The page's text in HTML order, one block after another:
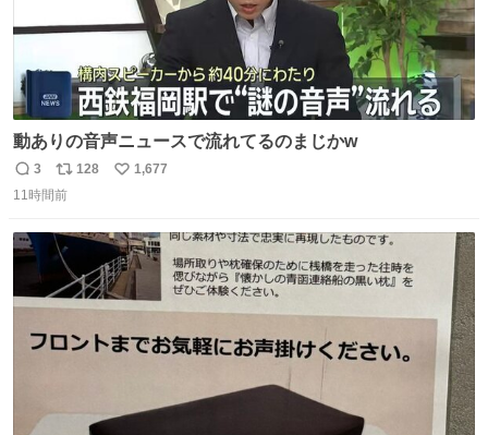
動ありの音声ニュースで流れてるのまじかw
返
信
3
リ
ポ
ト
数
128
い
数
1,677
11時間前